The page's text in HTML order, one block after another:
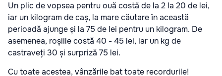
Un plic de vopsea pentru ouă costă de la 2 la 20 de lei,
iar un kilogram de caș, la mare căutare în această
perioadă ajunge și la 75 de lei pentru un kilogram. De
asemenea, roșiile costă 40 - 45 lei, iar un kg de
castraveți 30 și surpriză 75 lei.
Cu toate acestea, vânzările bat toate recordurile!